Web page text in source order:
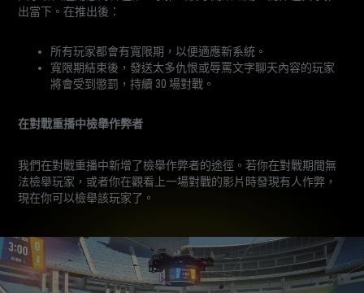
出當下。在推出後：
所有玩家都會有寬限期，以便適應新系統。
寬限期結束後，發送太多仇恨或辱罵文字聊天內容的玩家
將會受到懲罰，持續 30 場對戰。
在對戰重播中檢舉作弊者
我們在對戰重播中新增了檢舉作弊者的途徑。若你在對戰期間無
法檢舉玩家，或者你在觀看上一場對戰的影片時發現有人作弊，
現在你可以檢舉該玩家了。